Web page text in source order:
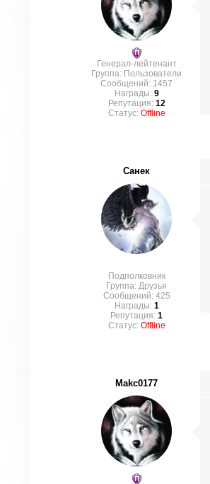
Генерал-лейтенант
Группа: Пользователи
Сообщений: 1457
Награды: 9
Репутация: 12
Статус: Offline
Санек
Подполковник
Группа: Друзья
Сообщений: 425
Награды: 1
Репутация: 1
Статус: Offline
Makc0177